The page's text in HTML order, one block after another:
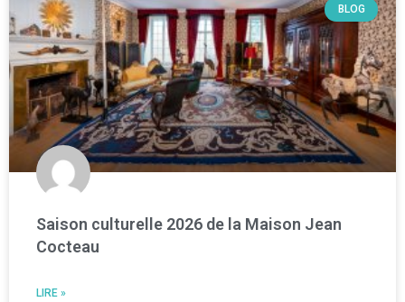
BLOG
Saison culturelle 2026 de la Maison Jean
Cocteau
LIRE »